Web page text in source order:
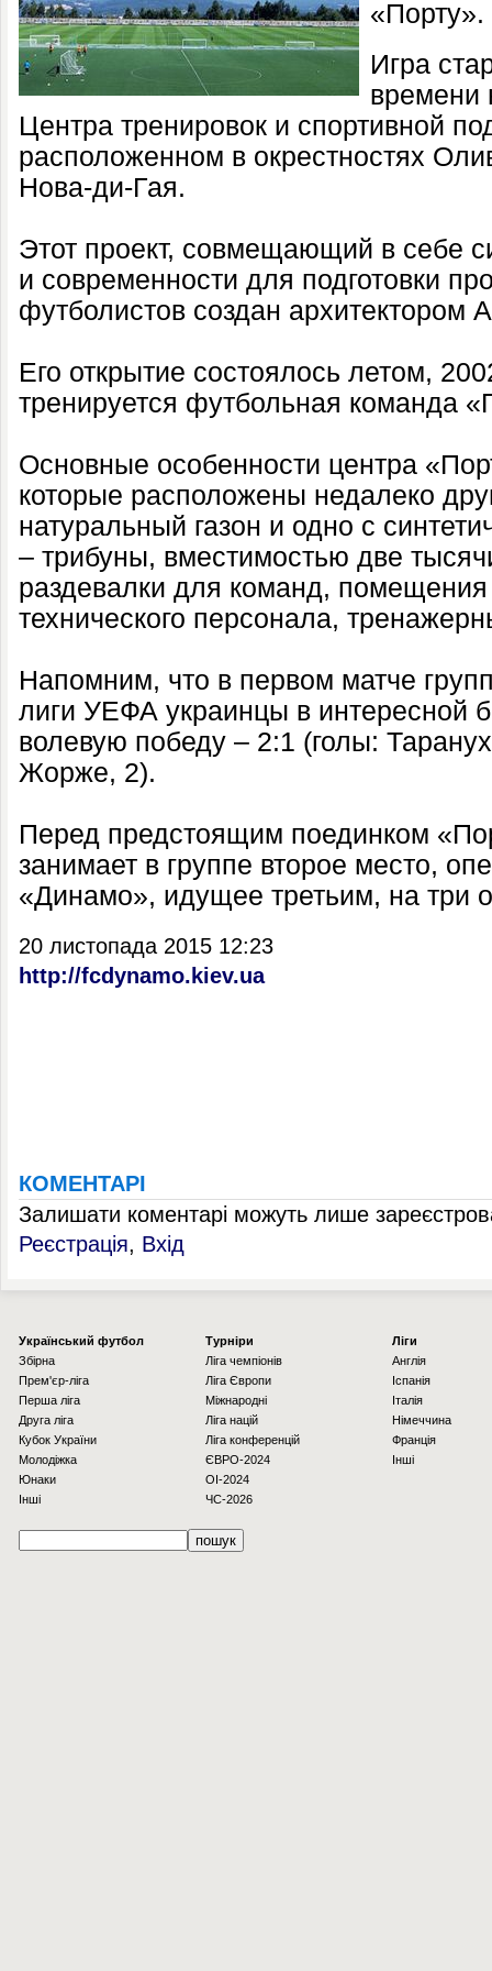
«Порту».
Игра
времени
Центра тренировок и спортивной
расположенном в окрестностях
Нова-ди-Гая.
Этот проект, совмещающий в себе
и современности для подготовки
футболистов создан архитектором
Его открытие состоялось летом,
тренируется футбольная команда
Основные особенности центра
которые расположены недалеко
натуральный газон и одно с
– трибуны, вместимостью две
раздевалки для команд,
технического персонала,
Напомним, что в первом матче
лиги УЕФА украинцы в интересной
волевую победу – 2:1 (голы:
Жорже, 2).
Перед предстоящим поединком
занимает в группе второе место,
«Динамо», идущее третьим, на три
20 листопада 2015 12:23
http://fcdynamo.kiev.ua
КОМЕНТАРІ
Залишати коментарі можуть лише
Реєстрація, Вхід
Українcький футбол
Збірна
Прем'єр-ліга
Перша ліга
Друга ліга
Кубок України
Молодіжка
Юнаки
Інші
Турніри
Ліга чемпіонів
Ліга Європи
Міжнародні
Ліга націй
Ліга конференцій
ЄВРО-2024
OI-2024
ЧС-2026
Ліги
Англія
Іспанія
Італія
Німеччина
Франція
Інші